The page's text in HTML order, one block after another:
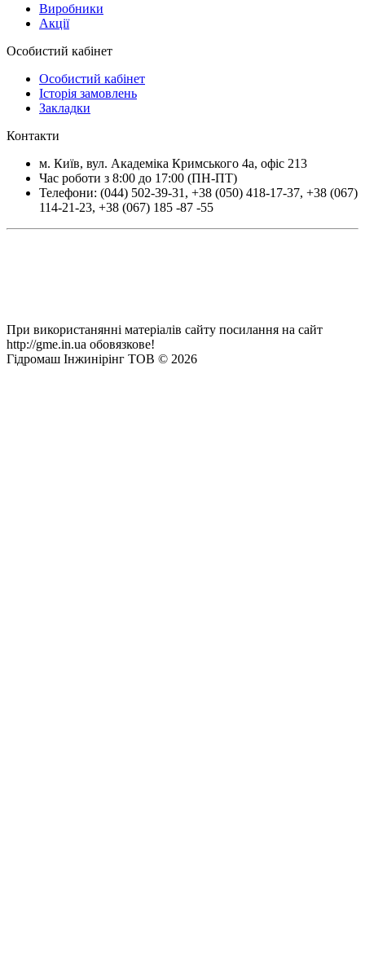
Виробники
Акції
Особистий кабінет
Особистий кабінет
Історія замовлень
Закладки
Контакти
м. Київ, вул. Академіка Кримського 4а, офіс 213
Час роботи з 8:00 до 17:00 (ПН-ПТ)
Телефони: (044) 502-39-31 , +38 (050) 418-17-37, +38 (067)
114-21-23, +38 (067) 185 -87 -55
При використанянні матеріалів сайту посилання на сайт
http://gme.in.ua обовязкове!
Гідромаш Інжинірінг ТОВ © 2026